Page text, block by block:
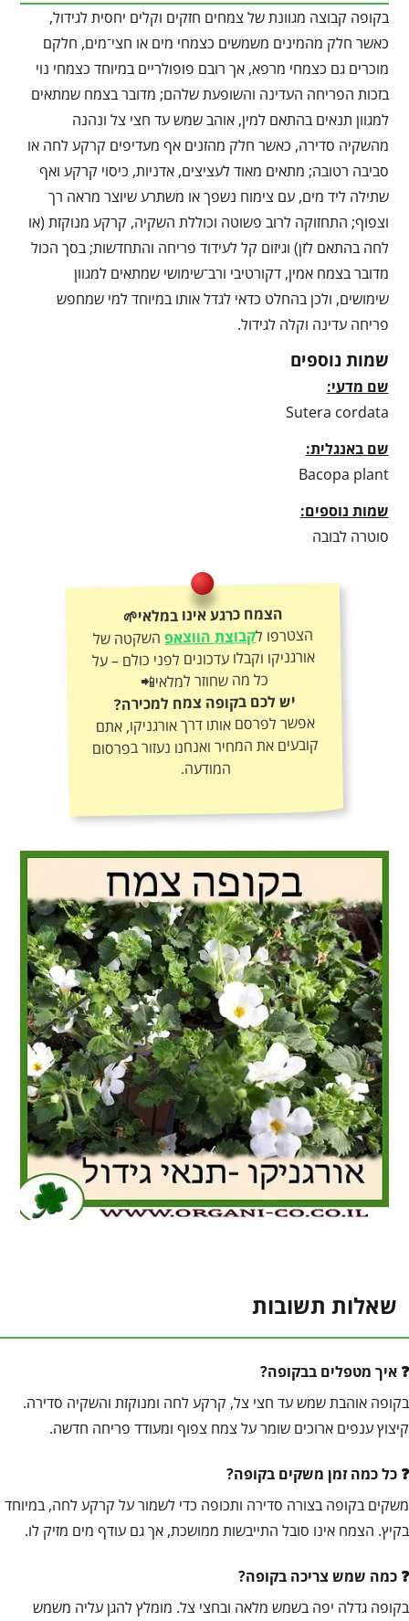
בקופה קבוצה מגוונת של צמחים חזקים וקלים יחסית לגידול,
כאשר חלק מהמינים משמשים כצמחי מים או חצי־מים, חלקם
מוכרים גם כצמחי מרפא, אך רובם פופולריים במיוחד כצמחי נוי
בזכות הפריחה העדינה והשופעת שלהם; מדובר בצמח שמתאים
למגוון תנאים בהתאם למין, אוהב שמש עד חצי צל ונהנה
מהשקיה סדירה, כאשר חלק מהזנים אף מעדיפים קרקע לחה או
סביבה רטובה; מתאים מאוד לעציצים, אדניות, כיסוי קרקע ואף
שתילה ליד מים, עם צימוח נשפך או משתרע שיוצר מראה רך
וצפוף; התחזוקה לרוב פשוטה וכוללת השקיה, קרקע מנוקזת (או
לחה בהתאם לזן) וגיזום קל לעידוד פריחה והתחדשות; בסך הכול
מדובר בצמח אמין, דקורטיבי ורב־שימושי שמתאים למגוון
שימושים, ולכן בהחלט כדאי לגדל אותו במיוחד למי שמחפש
פריחה עדינה וקלה לגידול.
שמות נוספים
שם מדעי:
Sutera cordata
שם באנגלית:
Bacopa plant
שמות נוספים:
סוטרה לבובה
הצמח כרגע אינו במלאי🌱
הצטרפו לקבוצת הווצאפהשקטה של
אורגניקו וקבלו עדכונים לפני כולם – על
כל מה שחוזר למלאי📲
יש לכם בקופה צמח למכירה?
אפשר לפרסם אותו דרך אורגניקו, אתם
קובעים את המחיר ואנחנו נעזור בפרסום
המודעה.
שאלות תשובות
איך מטפלים בבקופה?
בקופה אוהבת שמש עד חצי צל, קרקע לחה ומנוקזת והשקיה סדירה.
קיצוץ ענפים ארוכים שומר על צמח צפוף ומעודד פריחה חדשה.
כל כמה זמן משקים בקופה?
משקים בקופה בצורה סדירה ותכופה כדי לשמור על קרקע לחה, במיוחד
בקיץ. הצמח אינו סובל התייבשות ממושכת, אך גם עודף מים מזיק לו.
כמה שמש צריכה בקופה?
בקופה גדלה יפה בשמש מלאה ובחצי צל. מומלץ להגן עליה משמש